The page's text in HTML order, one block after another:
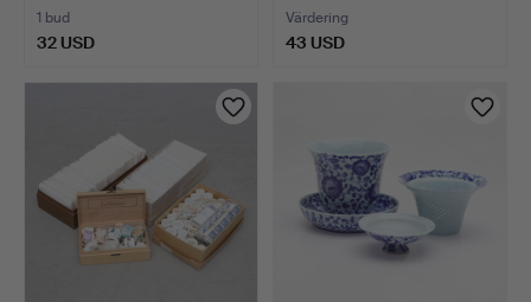
1 bud
32 USD
Värdering
43 USD